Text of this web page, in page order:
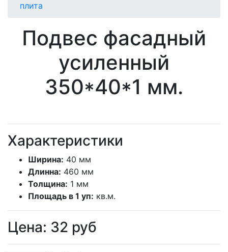
плита
Подвес фасадный
усиленный
350*40*1 мм.
Характеристики
Ширина: 40 мм
Длинна: 460 мм
Толщина: 1 мм
Площадь в 1 уп: кв.м.
Цена: 32 руб